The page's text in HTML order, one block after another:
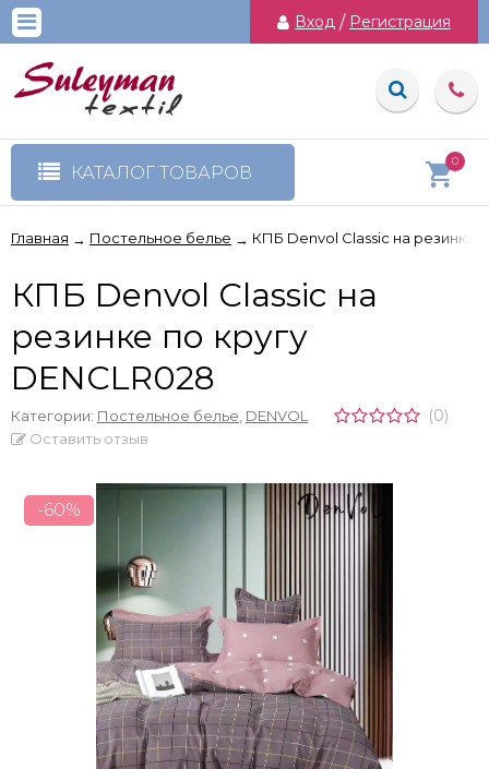
Вход / Регистрация
КАТАЛОГ ТОВАРОВ
0
Главная → Постельное белье → КПБ Denvol Classic на резинке
КПБ Denvol Classic на
резинке по кругу
DENCLR028
Категории: Постельное белье DENVOL (0)
Оставить отзыв
-60%